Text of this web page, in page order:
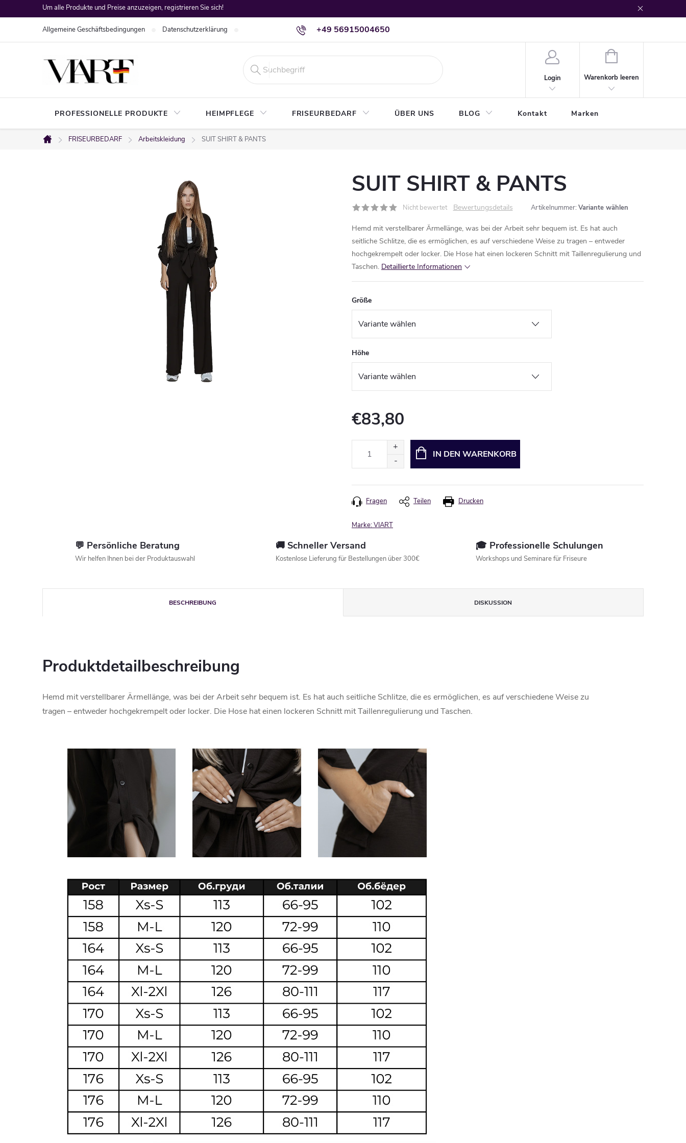
Inhalt
Um alle Produkte und Preise anzuzeigen, registrieren Sie sich!
+49 56915004650
Allgemeine Geschäftsbedingungen Datenschutzerklärung Versand & Zahlung Widerruf & Rückgabe
Login
WARENKORB
Warenkorb leeren
PROFESSIONELLE PRODUKTE HEIMPFLEGE FRISEURBEDARF ÜBER UNS BLOG Kontakt Marken
Startseite
FRISEURBEDARF Arbeitskleidung SUIT SHIRT & PANTS
SUIT SHIRT & PANTS
Nicht bewertet Bewertungsdetails Artikelnummer: Variante wählen
Hemd mit verstellbarer Ärmellänge, was bei der Arbeit sehr bequem ist. Es hat auch
seitliche Schlitze, die es ermöglichen, es auf verschiedene Weise zu tragen – entweder
hochgekrempelt oder locker. Die Hose hat einen lockeren Schnitt mit Taillenregulierung und
Taschen. Detaillierte Informationen
Größe
Höhe
€83,80
IN DEN WARENKORB
Drucken
Fragen Teilen
Marke:VIART
💬 Persönliche Beratung
Wir helfen Ihnen bei der Produktauswahl
🚚 Schneller Versand
Kostenlose Lieferung für Bestellungen über 300€
🎓 Professionelle Schulungen
Workshops und Seminare für Friseure
BESCHREIBUNG DISKUSSION
Produktdetailbeschreibung
Hemd mit verstellbarer Ärmellänge, was bei der Arbeit sehr bequem ist. Es hat auch seitliche Schlitze, die es ermöglichen, es auf verschiedene Weise zu
tragen – entweder hochgekrempelt oder locker. Die Hose hat einen lockeren Schnitt mit Taillenregulierung und Taschen.